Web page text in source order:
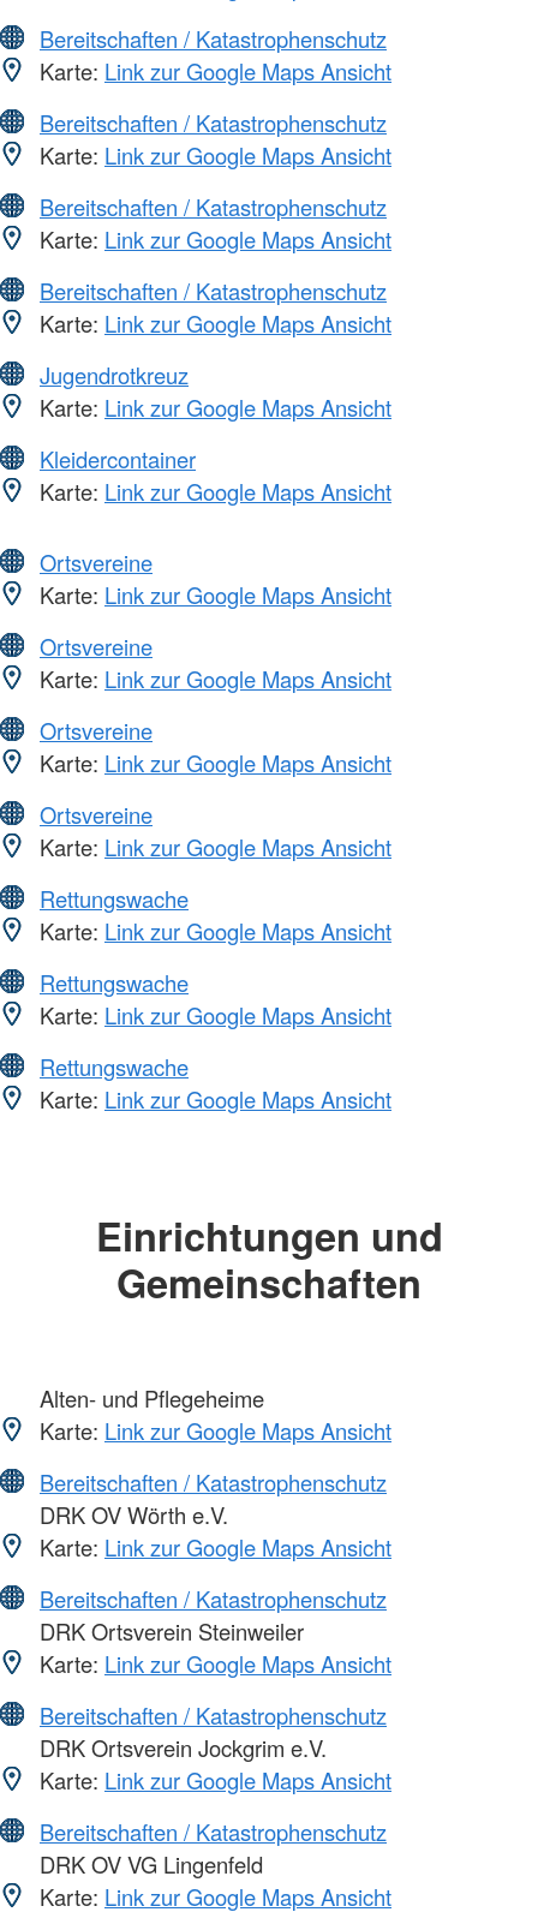
Bereitschaften / Katastrophenschutz
Karte: Link zur Google Maps Ansicht
Bereitschaften / Katastrophenschutz
Karte: Link zur Google Maps Ansicht
Bereitschaften / Katastrophenschutz
Karte: Link zur Google Maps Ansicht
Bereitschaften / Katastrophenschutz
Karte: Link zur Google Maps Ansicht
Jugendrotkreuz
Karte: Link zur Google Maps Ansicht
Kleidercontainer
Karte: Link zur Google Maps Ansicht
Ortsvereine
Karte: Link zur Google Maps Ansicht
Ortsvereine
Karte: Link zur Google Maps Ansicht
Ortsvereine
Karte: Link zur Google Maps Ansicht
Ortsvereine
Karte: Link zur Google Maps Ansicht
Rettungswache
Karte: Link zur Google Maps Ansicht
Rettungswache
Karte: Link zur Google Maps Ansicht
Rettungswache
Karte: Link zur Google Maps Ansicht
Einrichtungen und
Gemeinschaften
Alten- und Pflegeheime
Karte: Link zur Google Maps Ansicht
Bereitschaften / Katastrophenschutz
DRK OV Wörth e.V.
Karte: Link zur Google Maps Ansicht
Bereitschaften / Katastrophenschutz
DRK Ortsverein Steinweiler
Karte: Link zur Google Maps Ansicht
Bereitschaften / Katastrophenschutz
DRK Ortsverein Jockgrim e.V.
Karte: Link zur Google Maps Ansicht
Bereitschaften / Katastrophenschutz
DRK OV VG Lingenfeld
Karte: Link zur Google Maps Ansicht